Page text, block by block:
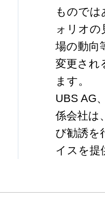
もので
ォリオの
場の動向
変更され
ます。
UBS AG
係会社は
び勧誘を
イスを提